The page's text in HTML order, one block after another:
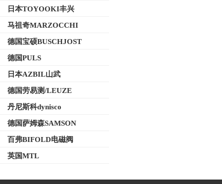
日本TOYOOKI丰兴
马祖奇MARZOCCHI
德国宝硕BUSCHJOST
德国PULS
日本AZBIL山武
德国劳易测/LEUZE
丹尼斯科dynisco
德国萨姆森SAMSON
百弗BIFOLD电磁阀
英国MTL